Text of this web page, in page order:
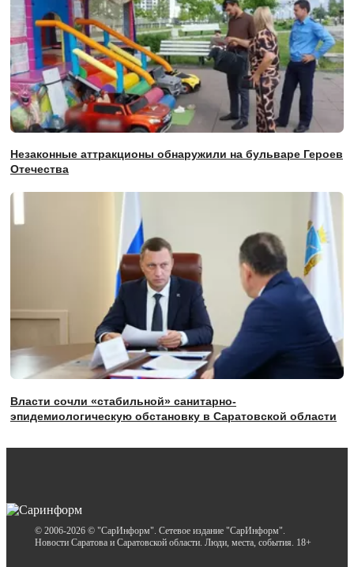
Незаконные аттракционы обнаружили на бульваре Героев
Отечества
Власти сочли «стабильной» санитарно-
эпидемиологическую обстановку в Саратовской области
© 2006-2026 © "СарИнформ". Сетевое издание "СарИнформ".
Новости Саратова и Саратовской области. Люди, места, события. 18+